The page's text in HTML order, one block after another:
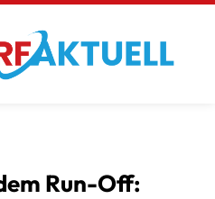
Run-Off: